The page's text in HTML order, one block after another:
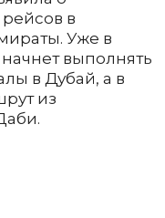
в
Уже в
выполнять
в Дубай, а в
из